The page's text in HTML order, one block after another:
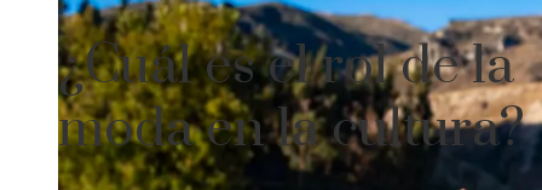
¿Cuál es el rol de la
moda en la cultura?